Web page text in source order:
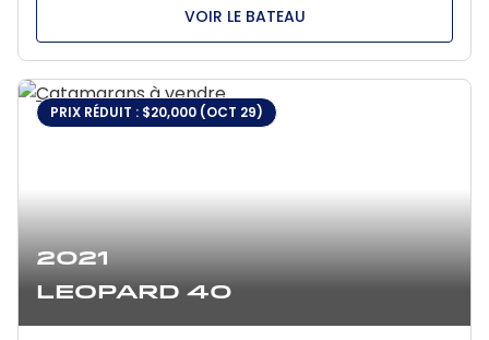
VOIR LE BATEAU
2021
Leopard 40
PRIX RÉDUIT : $20,000 (OCT 29)